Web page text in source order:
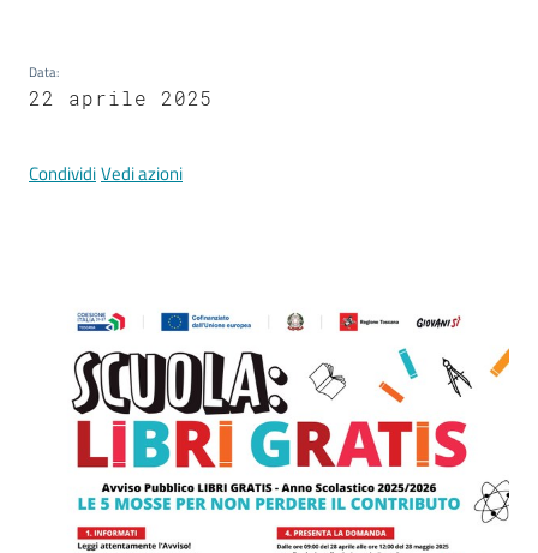
Argomenti
Seguici
Data:
22 aprile 2025
CondividiVedi azioni